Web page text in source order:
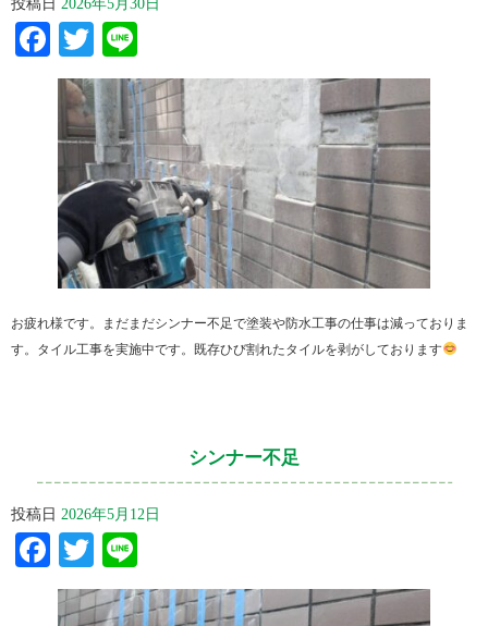
投稿日 2026年5月30日
Facebook
Twitter
お疲れ様です。まだまだシンナー不足で塗装や防水工事の仕事は減っておりま
す。タイル工事を実施中です。既存ひび割れたタイルを剥がしております
シンナー不足
投稿日 2026年5月12日
Facebook
Twitter